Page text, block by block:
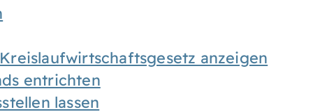
anzeigen
entrichten
lassen